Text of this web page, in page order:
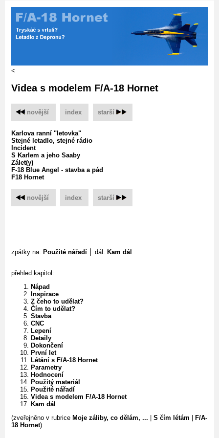
<
Videa s modelem F/A-18 Hornet
novější index starší
Karlova ranní "letovka"
Stejné letadlo, stejné rádio
Incident
S Karlem a jeho Saaby
Zálet(y)
F-18 Blue Angel - stavba a pád
F18 Hornet
novější index starší
zpátky na: Použité nářadí │ dál: Kam dál
přehled kapitol:
Nápad
Inspirace
Z čeho to udělat?
Čím to udělat?
Stavba
CNC
Lepení
Detaily
Dokončení
První let
Létání s F/A-18 Hornet
Parametry
Hodnocení
Použitý materiál
Použité nářadí
Videa s modelem F/A-18 Hornet
Kam dál
(zveřejněno v rubrice Moje záliby, co dělám, ... S čím létám
F/A-
18 Hornet)